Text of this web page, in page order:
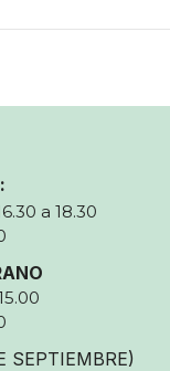
a 18.30
SEPTIEMBRE)